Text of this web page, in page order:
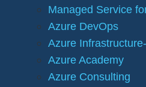
Managed Service
Azure DevOps
Azure
Azure Academy
Azure Consulting